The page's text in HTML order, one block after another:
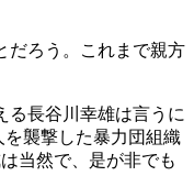
だろう。これまで親方
る長谷川幸雄は言うに
襲撃した暴力団組織
当然で、是が非でも